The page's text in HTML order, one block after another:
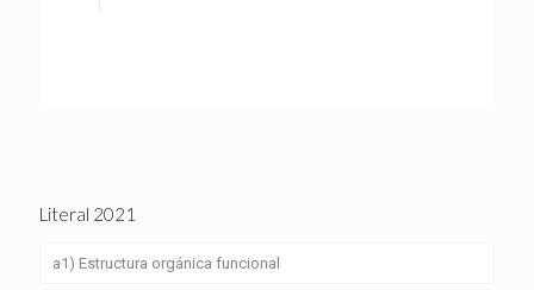
Literal 2021
a1) Estructura orgánica funcional